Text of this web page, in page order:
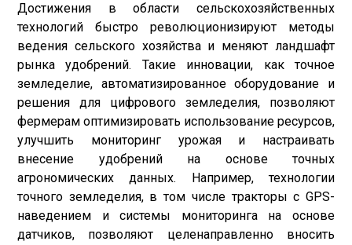
Достижения в области сельскохозяйственных
технологий быстро революционизируют методы
ведения сельского хозяйства и меняют ландшафт
рынка удобрений. Такие инновации, как точное
земледелие, автоматизированное оборудование и
решения для цифрового земледелия, позволяют
фермерам оптимизировать использование ресурсов,
улучшить мониторинг урожая и настраивать
внесение удобрений на основе точных
агрономических данных. Например, технологии
точного земледелия, в том числе тракторы с GPS-
наведением и системы мониторинга на основе
датчиков, позволяют целенаправленно вносить